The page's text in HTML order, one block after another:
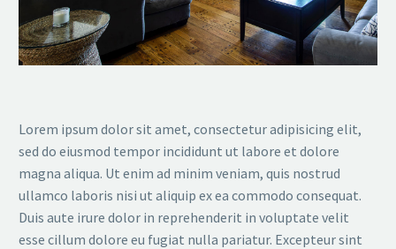
Lorem ipsum dolor sit amet, consectetur adipisicing elit,
sed do eiusmod tempor incididunt ut labore et dolore
magna aliqua. Ut enim ad minim veniam, quis nostrud
ullamco laboris nisi ut aliquip ex ea commodo consequat.
Duis aute irure dolor in reprehenderit in voluptate velit
esse cillum dolore eu fugiat nulla pariatur. Excepteur sint